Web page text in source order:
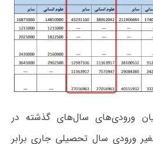
ورودی‌های سال‌های گذشته در
ورودی سال تحصیلی جاری برابر